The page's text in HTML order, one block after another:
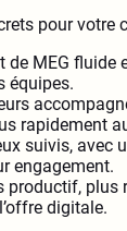
pour votre
de MEG fluide
équipes.
rapidement
suivis, avec
engagement.
productif, plus
digitale.